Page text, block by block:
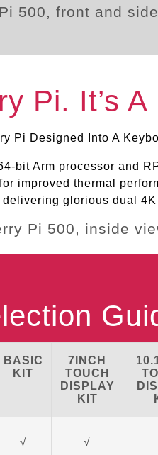
Pi. It’s
Pi Designed Into A
bit Arm processor and
improved thermal
glorious dual
BASIC
KIT
7INCH
TOUCH
DISPLAY
KIT
√ √